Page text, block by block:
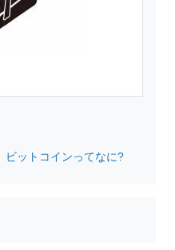
ビットコインってなに?